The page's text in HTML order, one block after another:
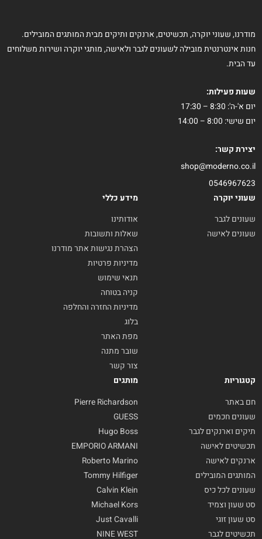
מודרנו, שעוני יוקרה, תכשיטים, ארנקים ותיקים מבית המותגים המובילים.
חנות אינטרנטית מובילה לשעונים לגבר ולאישה, מותגי יוקרה ושירות משלוחים
עד הבית.
שעות פעילות:
יום א'-ה': 8:30 – 17:30
יום שישי: 8:00 – 14:00
יצירת קשר:
shop@moderno.co.il
0546967623
שעוני יוקרה
שעונים לגבר
שעונים לאישה
מידע כללי
אודותינו
שאלות ותשובות
הצהרת נגישות אתר מודרנו
מדיניות פרטיות
תנאי שימוש
קניה בטוחה
מדיניות החזרה והחלפה
בלוג
מפת האתר
שובר מתנה
צור קשר
קטגוריות
חם באתר
שעונים חכמים
תיקים וארנקים לגבר
תכשיטים לאישה
ארנקים לאישה
המותגים המובילים
שעונים לכל כיס
סט שעון וצמיד
סט שעון זוגי
תכשיטים לגבר
מותגים
Pierre Richardson
GUESS
Hugo Boss
EMPORIO ARMANI
Roberto Marino
Tommy Hilfiger
Calvin Klein
Michael Kors
Just Cavalli
NINE WEST